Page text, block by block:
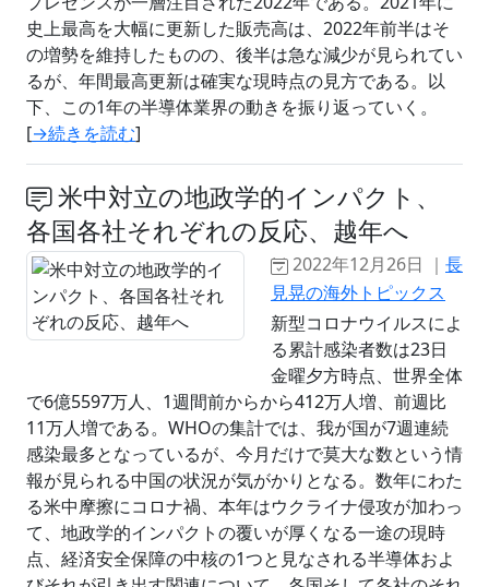
史上最高を大幅に更新した販売高は、2022年前半はそ
の増勢を維持したものの、後半は急な減少が見られてい
るが、年間最高更新は確実な現時点の見方である。以
下、この1年の半導体業界の動きを振り返っていく。
[→続きを読む]
米中対立の地政学的インパクト、
各国各社それぞれの反応、越年へ
2022年12月26日 ｜ 長
見晃の海外トピックス
新型コロナウイルスによ
る累計感染者数は23日
金曜夕方時点、世界全体
で6億5597万人、1週間前からから412万人増、前週比
11万人増である。WHOの集計では、我が国が7週連続
感染最多となっているが、今月だけで莫大な数という情
報が見られる中国の状況が気がかりとなる。数年にわた
る米中摩擦にコロナ禍、本年はウクライナ侵攻が加わっ
て、地政学的インパクトの覆いが厚くなる一途の現時
点、経済安全保障の中核の1つと見なされる半導体およ